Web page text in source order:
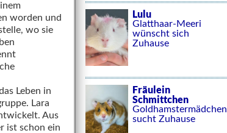
Lulu
Glatthaar-Meeri
wünscht sich
Zuhause
Fräulein
Schmittchen
Goldhamstermädchen
sucht Zuhause
worden und
wo sie
Leben in
Lara
Aus
ist schon ein